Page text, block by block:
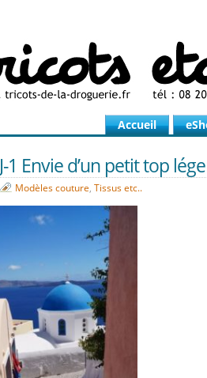
Accueil
J-1 Envie d’un petit top
Modèles couture, Tissus etc..